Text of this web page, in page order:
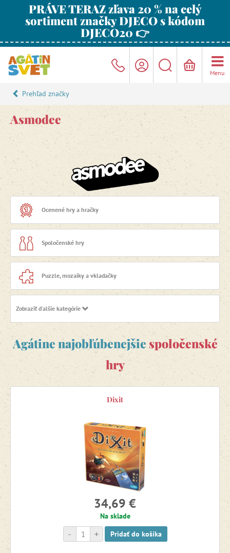
PRÁVE TERAZ zľava 20 % na celý
sortiment značky DJECO s kódom
DJECO20 👉
Menu
Prehľad značky
Asmodee
Ocenené hry a hračky
Spoločenské hry
Puzzle, mozaiky a vkladačky
Výpredaj -20 %
Zobraziť ďalšie kategórie
Agátine najobľúbenejšie spoločenské
hry
Dixit
34,69 €
Na sklade
+
- Pridať do košíka